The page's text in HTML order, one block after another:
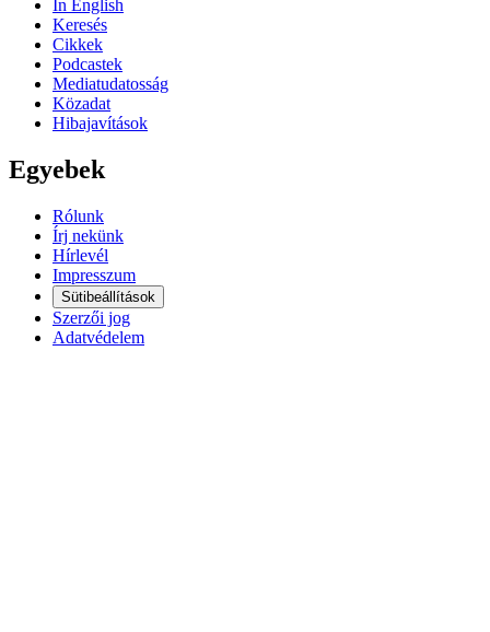
In English
Keresés
Cikkek
Podcastek
Mediatudatosság
Közadat
Hibajavítások
Egyebek
Rólunk
Írj nekünk
Hírlevél
Impresszum
Sütibeállítások
Szerzői jog
Adatvédelem